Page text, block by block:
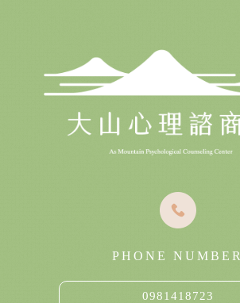
PHONE NUMBER
0981418723